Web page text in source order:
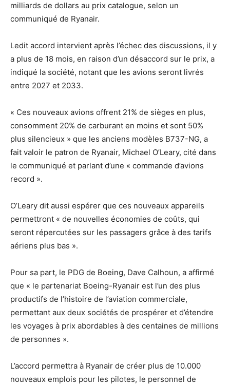
milliards de dollars au prix catalogue, selon un
communiqué de Ryanair.
Ledit accord intervient après l’échec des discussions, il y
a plus de 18 mois, en raison d’un désaccord sur le prix, a
indiqué la société, notant que les avions seront livrés
entre 2027 et 2033.
« Ces nouveaux avions offrent 21% de sièges en plus,
consomment 20% de carburant en moins et sont 50%
plus silencieux » que les anciens modèles B737-NG, a
fait valoir le patron de Ryanair, Michael O’Leary, cité dans
le communiqué et parlant d’une « commande d’avions
record ».
O’Leary dit aussi espérer que ces nouveaux appareils
permettront « de nouvelles économies de coûts, qui
seront répercutées sur les passagers grâce à des tarifs
aériens plus bas ».
Pour sa part, le PDG de Boeing, Dave Calhoun, a affirmé
que « le partenariat Boeing-Ryanair est l’un des plus
productifs de l’histoire de l’aviation commerciale,
permettant aux deux sociétés de prospérer et d’étendre
les voyages à prix abordables à des centaines de millions
de personnes ».
L’accord permettra à Ryanair de créer plus de 10.000
nouveaux emplois pour les pilotes, le personnel de